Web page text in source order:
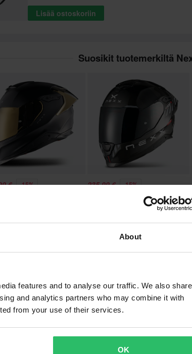
About
features and to analyse our traffic. We also share
and analytics partners who may combine it with
from your use of their services.
OK
Lisää ostoskoriin
Suosikit tuotemerkiltä
€ -15% 235,99 € -15%
Umpikypärä Nexx Y.100R Fade
Suosikit kategoriassa